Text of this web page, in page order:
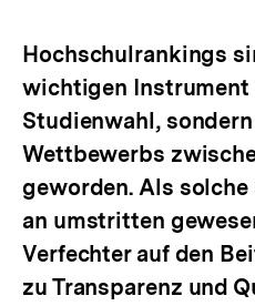
Hochschulrankings
wichtigen Instrument
Studienwahl,
Wettbewerbs
geworden. Als
an umstritten
Verfechter auf den
zu Transparenz und